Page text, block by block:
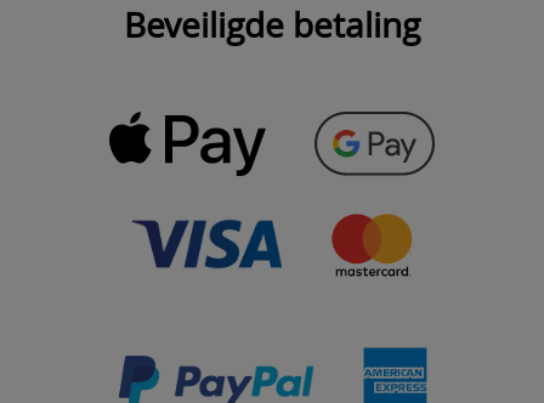
Beveiligde betaling